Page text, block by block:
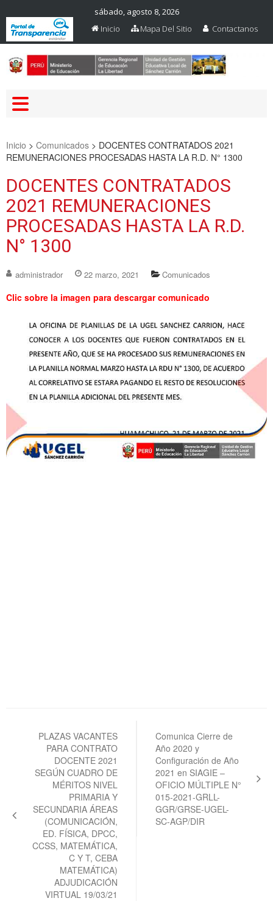
sábado, agosto 8, 2026
Inicio
Mapa Del Sitio Contactanos
Inicio > Comunicados > DOCENTES CONTRATADOS 2021
REMUNERACIONES PROCESADAS HASTA LA R.D. N° 1300
DOCENTES CONTRATADOS
2021 REMUNERACIONES
PROCESADAS HASTA LA R.D.
N° 1300
administrador 22 marzo, 2021 Comunicados
Clic sobre la imagen para descargar comunicado
entradas
PLAZAS VACANTES
PARA CONTRATO
DOCENTE 2021
SEGÚN CUADRO DE
MÉRITOS NIVEL
PRIMARIA Y
SECUNDARIA ÁREAS
(COMUNICACIÓN,
ED. FÍSICA, DPCC,
CCSS, MATEMÁTICA,
C Y T, CEBA
MATEMÁTICA)
ADJUDICACIÓN
VIRTUAL 19/03/21
Comunica Cierre de
Año 2020 y
Configuración de Año
2021 en SIAGIE –
OFICIO MÚLTIPLE N°
015-2021-GRLL-
GGR/GRSE-UGEL-
SC-AGP/DIR